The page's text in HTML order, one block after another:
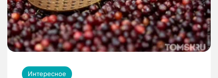
Интересное